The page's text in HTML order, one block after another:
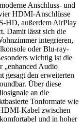
Anschluss- und
HDMI-Anschlüsse
HD, außerdem AirPlay
Damit lässt sich die
integrieren,
oder Blu-ray-
wichtig ist die
Audio
gesagt den erweiterten
Über diese
an die
Tonformate wie
Kabel zwischen
und in hoher